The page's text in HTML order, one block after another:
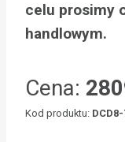
celu prosimy
handlowym.
Cena:
Kod produktu: DCD8-